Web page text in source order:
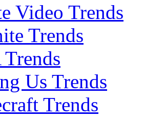
Video Trends
Trends
Us Trends
Trends